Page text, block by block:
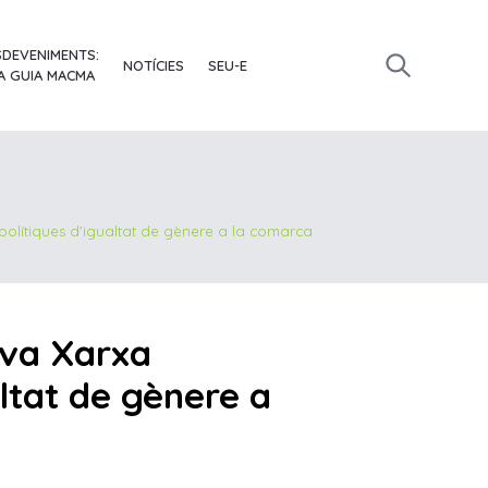
GUIA MACMA
NOTÍCIES SEU-E
d’igualtat de gènere a la comarca
Xarxa
de gènere a